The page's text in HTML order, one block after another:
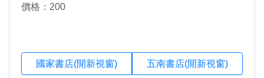
價格：200
國家書店(開新視窗) 五南書店(開新視窗)